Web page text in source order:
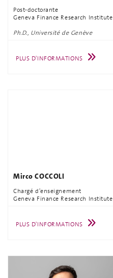
Post-doctorante
Geneva Finance Research Institute
Ph.D., Université de Genève
PLUS D'INFORMATIONS
Mirco COCCOLI
Chargé d'enseignement
Geneva Finance Research Institute
PLUS D'INFORMATIONS